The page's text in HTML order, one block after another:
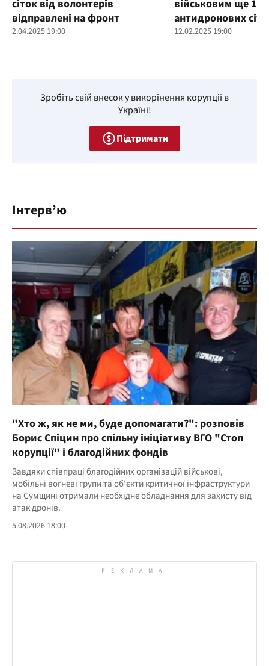
сіток від волонтерів
відправлені на фронт
2.04.2025 19:00
військовим ще
антидронових
12.02.2025 19:00
Зробіть свій внесок у викорінення корупції в
Україні!
Підтримати
Інтерв’ю
"Хто ж, як не ми, буде допомагати?": розповів
Борис Спіцин про спільну ініціативу ВГО "Стоп
корупції" і благодійних фондів
Завдяки співпраці благодійних організацій військові,
мобільні вогневі групи та об'єкти критичної інфраструктури
на Сумщині отримали необхідне обладнання для захисту від
атак дронів.
5.08.2026 18:00